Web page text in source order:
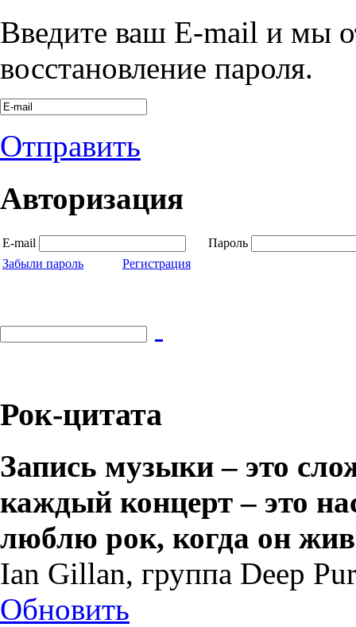
Введите ваш E-mail и мы
восстановление пароля.
Отправить
Авторизация
E-mail
Пароль
Забыли пароль
Регистрация
Рок-цитата
Запись музыки – это
каждый концерт – это
люблю рок, когда он
Ian Gillan, группа Deep
Обновить